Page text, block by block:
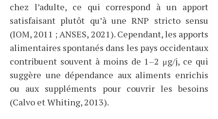
chez l’adulte, ce qui correspond à un apport
satisfaisant plutôt qu’à une RNP stricto sensu
(IOM, 2011 ; ANSES, 2021). Cependant, les apports
alimentaires spontanés dans les pays occidentaux
contribuent souvent à moins de 1–2 μg/j, ce qui
suggère une dépendance aux aliments enrichis
ou aux suppléments pour couvrir les besoins
(Calvo et Whiting, 2013).